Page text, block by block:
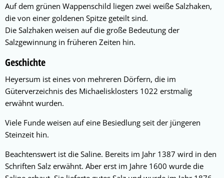
Auf dem grünen Wappenschild liegen zwei weiße Salzhaken,
die von einer goldenen Spitze geteilt sind.
Die Salzhaken weisen auf die große Bedeutung der
Salzgewinnung in früheren Zeiten hin.
Geschichte
Heyersum ist eines von mehreren Dörfern, die im
Güterverzeichnis des Michaelisklosters 1022 erstmalig
erwähnt wurden.
Viele Funde weisen auf eine Besiedlung seit der jüngeren
Steinzeit hin.
Beachtenswert ist die Saline. Bereits im Jahr 1387 wird in den
Schriften Salz erwähnt. Aber erst im Jahre 1600 wurde die